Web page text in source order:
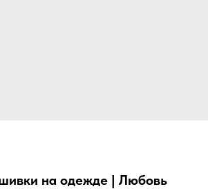
на одежде | Любовь